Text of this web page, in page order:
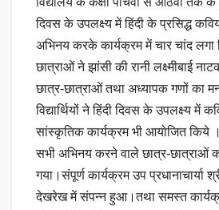
दिवस के उपलक्ष्य में हिंदी के प्रसिद्ध
अभिनय करके कार्यक्रम में चार चांद
छात्राओं ने झांसी की रानी लक्ष्मीबाई
छात्र-छात्राओं तथा अध्यापक गणों का
विद्यार्थियों ने हिंदी दिवस के उपलक्ष्य में
सांस्कृतिक कार्यक्रम भी आयोजित किये
सभी अभिनय करने वाले छात्र-छात्राओं
गया।संपूर्ण कार्यक्रम उप प्रधानाचार्या
देखरेख में संपन्न हुआ।तथा समस्त